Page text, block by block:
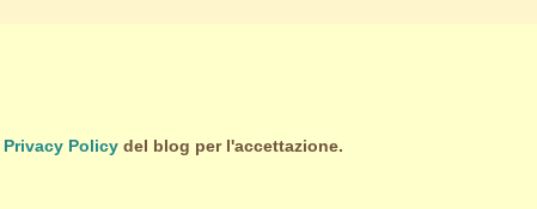
Privacy Policy del blog per l'accettazione.